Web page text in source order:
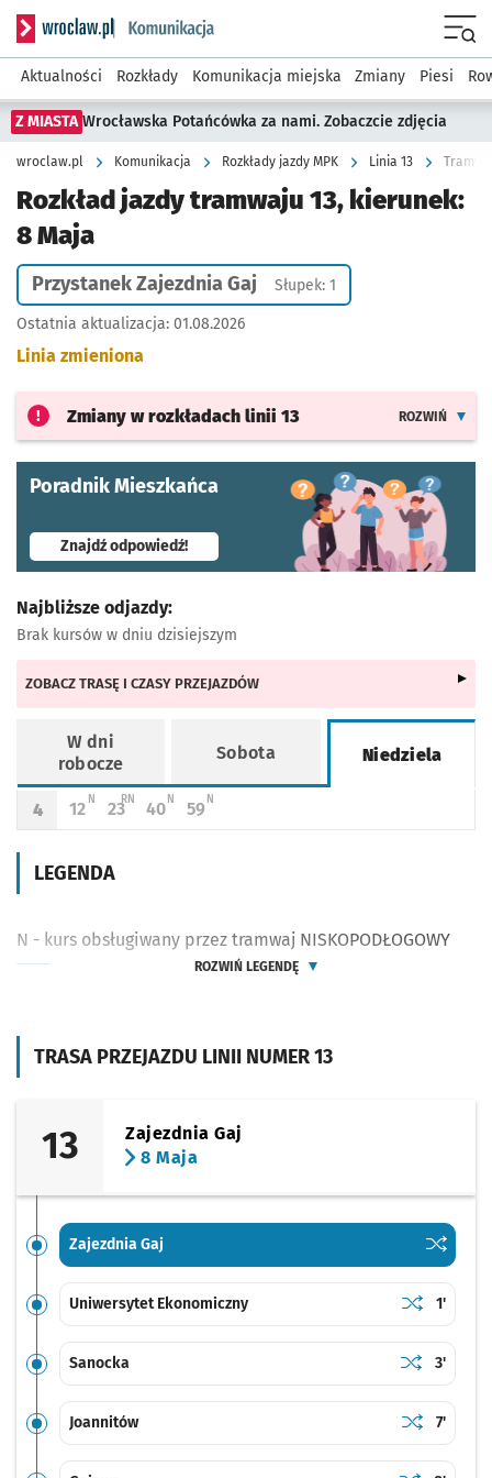
Serwis informacyjny wroclaw.pl podserwis: Komunikacja
Aktualności Rozkłady Komunikacja miejska Zmiany Piesi
Z MIASTA Wrocławska Potańcówka za nami. Zobaczcie zdjęcia
wroclaw.pl Komunikacja Rozkłady jazdy MPK Linia 13
Rozkład jazdy tramwaju 13, kierunek:
8 Maja
Przystanek Zajezdnia Gaj Słupek: 1
Ostatnia aktualizacja: 01.08.2026
Linia zmieniona
Zmiany w rozkładach linii 13 ROZWIŃ
Poradnik Mieszkańca
Znajdź odpowiedź!- otworzy się w nowej karcie
TRASA PRZEJAZDU LINII NUMER 13
13
Zajezdnia Gaj
8 Maja
Zajezdnia Gaj Sprawdź
Uniwersytet Ekonomiczny Sprawdź
Uniwersytet
Czas
1'
Sanocka Sprawdź
SanockaCzas
3'
Joannitów Sprawdź
Joannitów
Czas
7'
Najbliższe odjazdy:
Brak kursów w dniu dzisiejszym
ZOBACZ TRASĘ I CZASY PRZEJAZDÓW
W dni
robocze
Sobota Niedziela
Rozkład jazdy -
Niedziela
Godzina odjazdu
4
Odjazd
12
minut po godzinie 4
N N - KURS OBSŁUGIWANY PRZEZ TRAMWAJ NISKOPODŁOGOWY
Odjazd
23
minut po godzinie 4
RN R - KURS PRZEDŁUŻONY DO PRZYST. 8 MAJA; N - KURS OBSŁUGIWANY
Odjazd
40
minut po godzinie 4
N N - KURS OBSŁUGIWANY PRZEZ TRAMWAJ NISKOPODŁOGOWY
Odjazd
59
minut po godzinie 4
N
LEGENDA
N - kurs obsługiwany przez tramwaj NISKOPODŁOGOWY
ROZWIŃ LEGENDĘ